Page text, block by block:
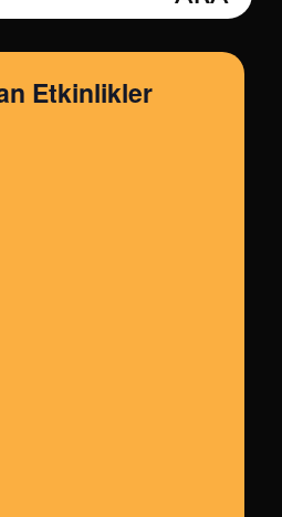
Etkinlikler